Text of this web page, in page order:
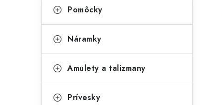
o
n
ý
kategórie
a
e
ó
Pomôcky
Náramky
Amulety a talizmany
Prívesky